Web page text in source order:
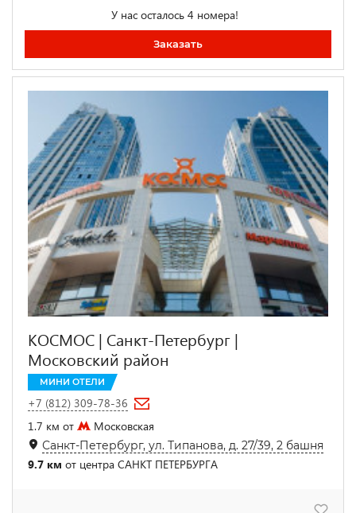
У нас осталось 4 номера!
Заказать
КОСМОС | Санкт-Петербург |
Московский район
МИНИ ОТЕЛИ
+7 (812) 309-78-36
1.7 км от
Московская
Санкт-Петербург, ул. Типанова, д. 27/39, 2 башня
9.7 км от центра САНКТ ПЕТЕРБУРГА